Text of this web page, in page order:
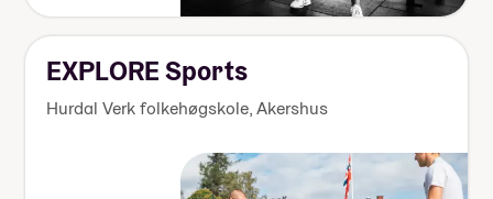
155
000
kr
EXPLORE Sports
Hurdal Verk folkehøgskole,Akershus